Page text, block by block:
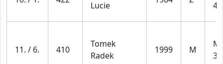
Lucie
11. / 6. 410
Tomek
Radek
1999 M